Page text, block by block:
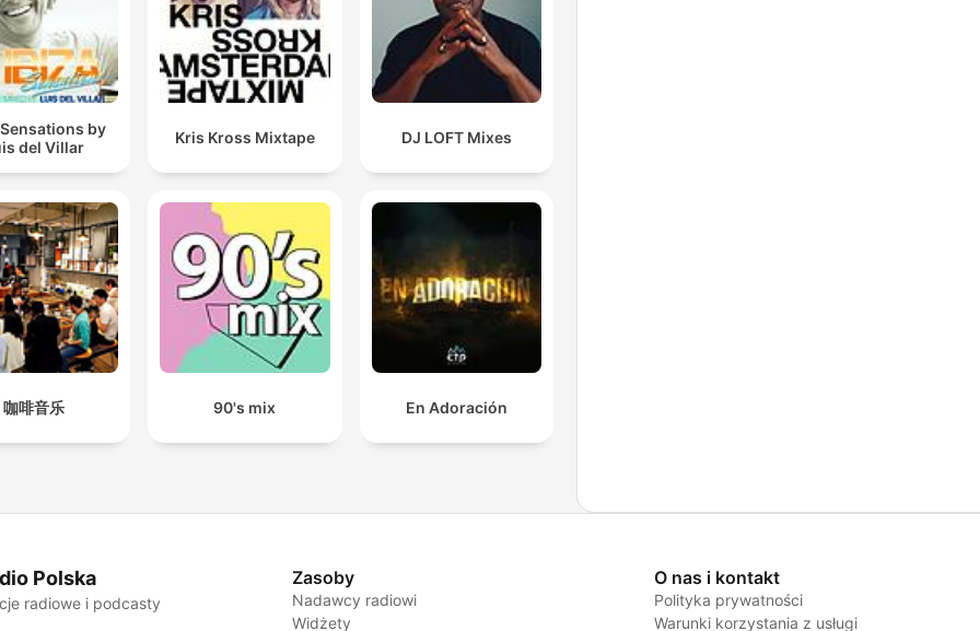
by
del Villar
Kris Kross Mixtape DJ LOFT Mixes
咖啡音乐 90's mix En Adoración
Polska
radiowe i podcasty
Zasoby
Nadawcy radiowi
Widżety
O nas i kontakt
Polityka prywatności
Warunki korzystania z usługi